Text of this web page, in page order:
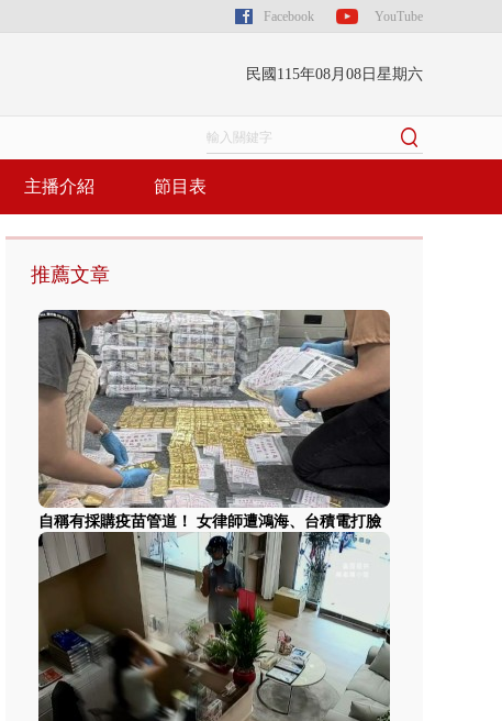
Facebook YouTube
民國115年08月08日星期六
主播介紹 節目表
推薦文章
自稱有採購疫苗管道！ 女律師遭鴻海、台積電打臉